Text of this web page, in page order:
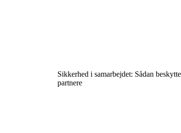
Sikkerhed i samarbejdet: Sådan
partnere